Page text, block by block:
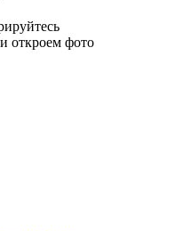
откроем фото